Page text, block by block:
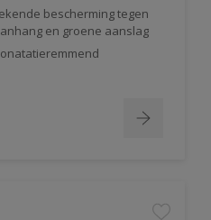
bescherming tegen
en groene aanslag